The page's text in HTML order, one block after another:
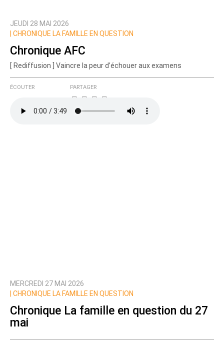
JEUDI 28 MAI 2026
CHRONIQUE LA FAMILLE EN QUESTION
Chronique AFC
[ Rediffusion ] Vaincre la peur d’échouer aux examens
ÉCOUTER PARTAGER
MERCREDI 27 MAI 2026
CHRONIQUE LA FAMILLE EN QUESTION
Chronique La famille en question du 27
mai